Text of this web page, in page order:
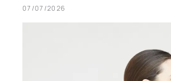
07/07/2026